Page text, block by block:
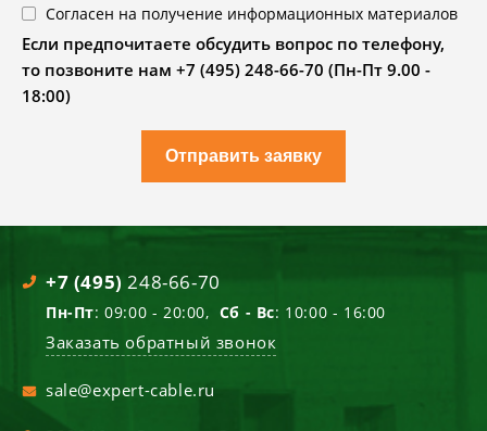
Согласен на получение информационных материалов
Если предпочитаете обсудить вопрос по телефону,
то позвоните нам +7 (495) 248-66-70 (Пн-Пт 9.00 -
18:00)
Отправить заявку
+7 (495) 248-66-70
Пн-Пт: 09:00 - 20:00, Сб - Вс: 10:00 - 16:00
Заказать обратный звонок
sale@expert-cable.ru